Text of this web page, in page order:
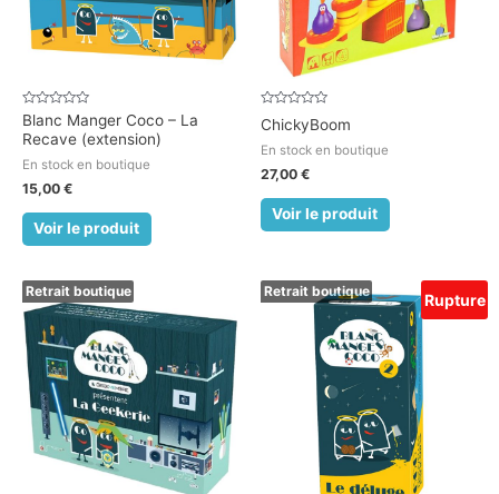
Note
0
sur
Blanc Manger Coco – La
Recave (extension)
En stock en boutique
15,00 €
Voir le produit
Note
0
5
ChickyBoom
En stock en boutique
27,00 €
Voir le produit
Retrait boutique Retrait boutique Rupture